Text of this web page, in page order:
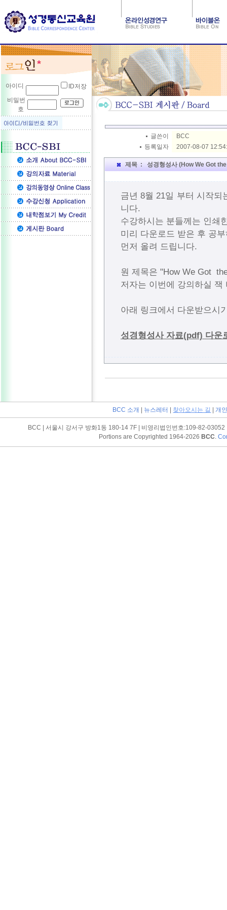
아이디
ID저장
비밀번
호
글쓴이
BCC
등록일자
2007-08-07
제목 : 성경형성사 (How We Got
금년 8월 21일 부터 시작되
니다.
수강하시는 분들께는 인쇄
미리 다운로드 받은 후 공
먼저 올려 드립니다.
원 제목은 "How We Got
저자는 이번에 강의하실
아래 링크에서 다운받으시
성경형성사 자료(pdf) 다운
BCC 소개 뉴스레터 찾아오시는 길 |개
BCC | 서울시 강서구 방화1동 180-14 7F | 비영리법인번호:109-82-
Portions are Copyrighted 1964-2026 BCC.